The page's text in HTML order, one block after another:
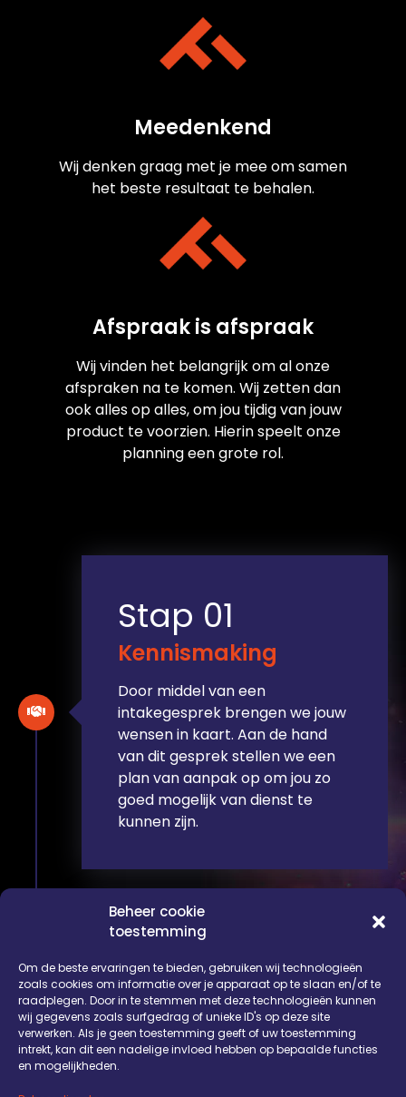
Beheer cookie
toestemming
Om de beste ervaringen te bieden, gebruiken wij technologieën
zoals cookies om informatie over je apparaat op te slaan en/of te
raadplegen. Door in te stemmen met deze technologieën kunnen
wij gegevens zoals surfgedrag of unieke ID's op deze site
verwerken. Als je geen toestemming geeft of uw toestemming
intrekt, kan dit een nadelige invloed hebben op bepaalde functies
en mogelijkheden.
Meedenkend
Wij denken graag met je mee om samen
het beste resultaat te behalen.
Afspraak is afspraak
Wij vinden het belangrijk om al onze
afspraken na te komen. Wij zetten dan
ook alles op alles, om jou tijdig van jouw
product te voorzien. Hierin speelt onze
planning een grote rol.
Stap 01
Kennismaking
Door middel van een
intakegesprek brengen we jouw
wensen in kaart. Aan de hand
van dit gesprek stellen we een
plan van aanpak op om jou zo
goed mogelijk van dienst te
kunnen zijn.
Stap 02
Pakket kiezen
Na het in kaart brengen van
jouw wensen, stellen wij een
offerte op die aansluit bij jouw